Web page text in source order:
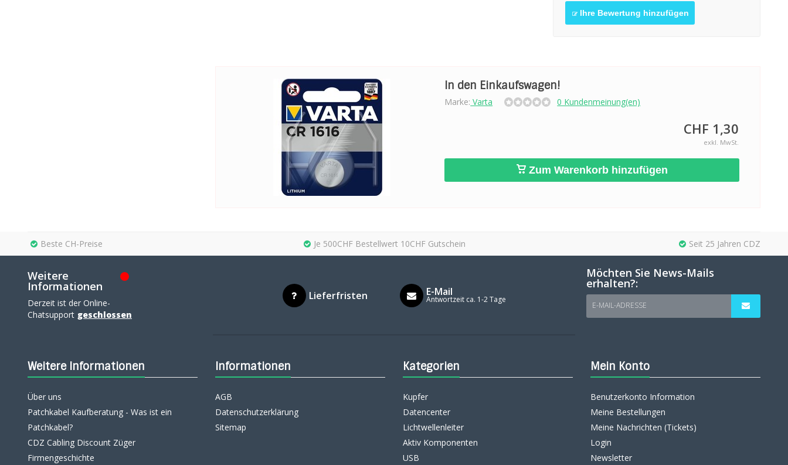
Ihre Bewertung hinzufügen
In den Einkaufswagen!
Marke: Varta 0 Kundenmeinung(en)
CHF 1,30
exkl. MwSt.
Zum Warenkorb hinzufügen
Beste CH-Preise Je 500CHF Bestellwert 10CHF Gutschein Seit 25 Jahren CDZ
Weitere
Informationen
Derzeit ist der Online-
Chatsupport geschlossen
Lieferfristen E-Mail
Antwortzeit ca. 1-2 Tage
Möchten Sie News-Mails
erhalten?:
E-MAIL-ADRESSE
Weitere Informationen
Über uns
Patchkabel Kaufberatung - Was ist ein
Patchkabel?
CDZ Cabling Discount Züger
Firmengeschichte
Informationen
AGB
Datenschutzerklärung
Sitemap
Kategorien
Kupfer
Datencenter
Lichtwellenleiter
Aktiv Komponenten
USB
Mein Konto
Benutzerkonto Information
Meine Bestellungen
Meine Nachrichten (Tickets)
Login
Newsletter